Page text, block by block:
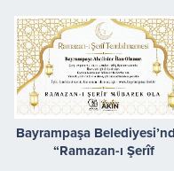
Bayrampaşa
“Ramazan-ı Şerîf